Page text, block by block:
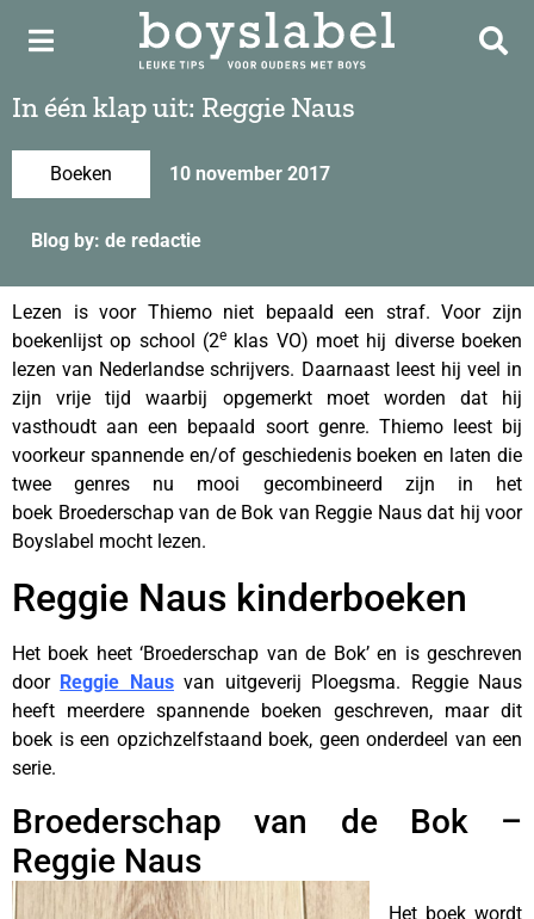
In één klap uit: Reggie Naus
Boeken 10 november 2017
Blog by: de redactie
Lezen is voor Thiemo niet bepaald een straf. Voor zijn
boekenlijst op school (2e klas VO) moet hij diverse boeken
lezen van Nederlandse schrijvers. Daarnaast leest hij veel in
zijn vrije tijd waarbij opgemerkt moet worden dat hij
vasthoudt aan een bepaald soort genre. Thiemo leest bij
voorkeur spannende en/of geschiedenis boeken en laten die
twee genres nu mooi gecombineerd zijn in het
boek Broederschap van de Bok van Reggie Naus dat hij voor
Boyslabel mocht lezen.
Reggie Naus kinderboeken
Het boek heet ‘Broederschap van de Bok’ en is geschreven
door Reggie Nausvan uitgeverij Ploegsma. Reggie Naus
heeft meerdere spannende boeken geschreven, maar dit
boek is een opzichzelfstaand boek, geen onderdeel van een
serie.
Broederschap van de Bok –
Reggie Naus
Het boek wordt